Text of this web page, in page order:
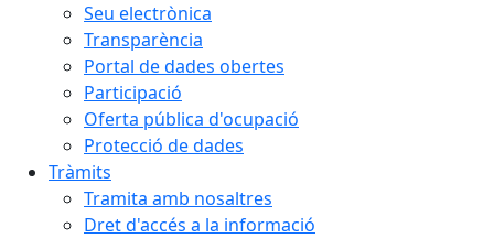
Seu electrònica
Transparència
Portal de dades obertes
Participació
Oferta pública d'ocupació
Protecció de dades
Tràmits
Tramita amb nosaltres
Dret d'accés a la informació